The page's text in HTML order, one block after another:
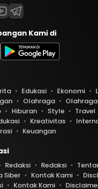
Kami di
Edukasi Ekonomi
Olahraga Olahraga
Hiburan Style Travel
Kreativitas
Keuangan
Redaksi Redaksi
Siber
Kontak Kami
Kontak Kami